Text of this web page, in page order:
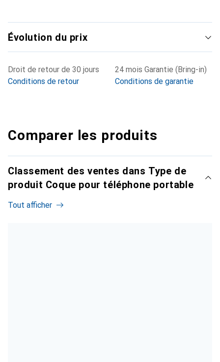
Évolution du prix
Droit de retour de 30 jours
Conditions de retour
24 mois Garantie (Bring-in)
Conditions de garantie
Comparer les produits
Classement des ventes dans Type de
produit Coque pour téléphone portable
Tout afficher